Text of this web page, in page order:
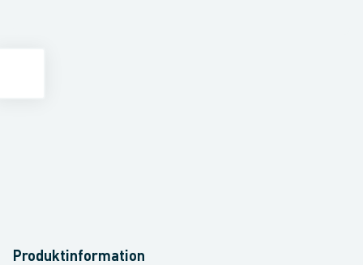
Produktinformation